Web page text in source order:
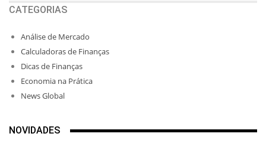
CATEGORIAS
Análise de Mercado
Calculadoras de Finanças
Dicas de Finanças
Economia na Prática
News Global
NOVIDADES